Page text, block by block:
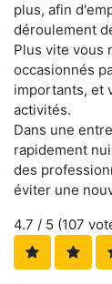
plus, afin
déroulement
Plus vite vous
occasionnés
importants, et
activités.
Dans une
rapidement
des
éviter une
4.7 / 5 (107